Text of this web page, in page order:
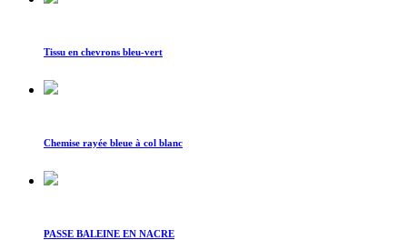
Tissu en chevrons bleu-vert
Chemise rayée bleue à col blanc
PASSE BALEINE EN NACRE